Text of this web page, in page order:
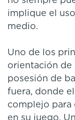
implique el
medio.
Uno de los
orientación de
posesión de
fuera, donde
complejo para
en su juego.